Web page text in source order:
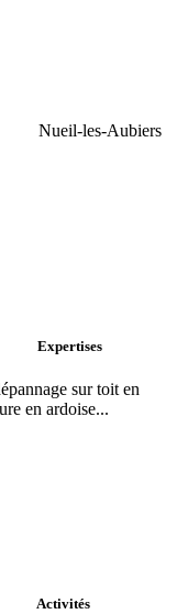
Nueil-les-Aubiers
Expertises
sur toit en
en ardoise...
Activités